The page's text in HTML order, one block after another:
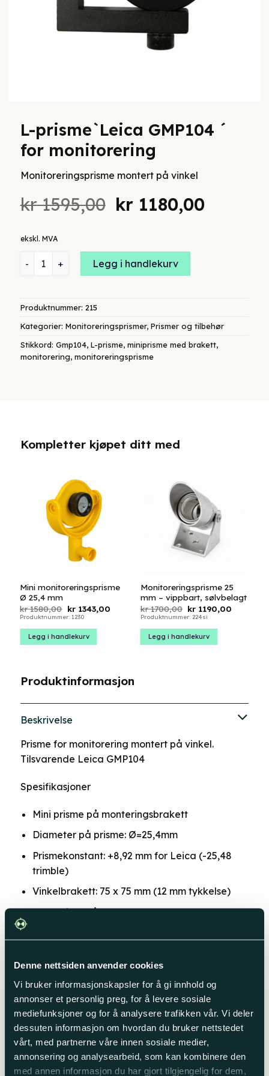
Denne nettsiden anvender cookies
Vi bruker informasjonskapsler for å gi innhold og
annonser et personlig preg, for å levere sosiale
mediefunksjoner og for å analysere trafikken vår. Vi deler
dessuten informasjon om hvordan du bruker nettstedet
vårt, med partnerne våre innen sosiale medier,
annonsering og analysearbeid, som kan kombinere den
med annen informasjon du har gjort tilgjengelig for dem,
L-prisme`Leica GMP104 ´
for monitorering
Monitoreringsprisme montert på vinkel
kr1595,00 Opprinnelig
kr 1595,00.
kr 1180,00
ekskl. MVA
L-prisme`Leica GMP104 ´ for monitorering antall
Legg i handlekurv
Produktnummer: 215
Kategorier: Monitoreringsprismer, Prismer og tilbehør
Stikkord: Gmp104, L-prisme, miniprisme med brakett,
monitorering, monitoreringsprisme
Kompletter kjøpet ditt med
Mini monitoreringsprisme
Ø 25,4 mm
kr1580,00 Opprinnelig
pris
kr 1580,00.
kr1343,00Nåværende
kr 1343,00.
Produktnummer: 1230
Legg i handlekurv
Monitoreringsprisme 25
mm – vippbart, sølvbelagt
kr1700,00 Opprinnelig
pris
kr 1700,00.
kr1190,00
Produktnummer: 224si
Legg i handlekurv
Produktinformasjon
Beskrivelse
Prisme for monitorering montert på vinkel.
Tilsvarende Leica GMP104
Spesifikasjoner
Mini prisme på monteringsbrakett
Diameter på prisme: Ø=25,4mm
Prismekonstant: +8,92 mm for Leica (-25,48
trimble)
Vinkelbrakett: 75 x 75 mm (12 mm tykkelse)
Utvendige mål: 90x86x28
Husk dette til jobben